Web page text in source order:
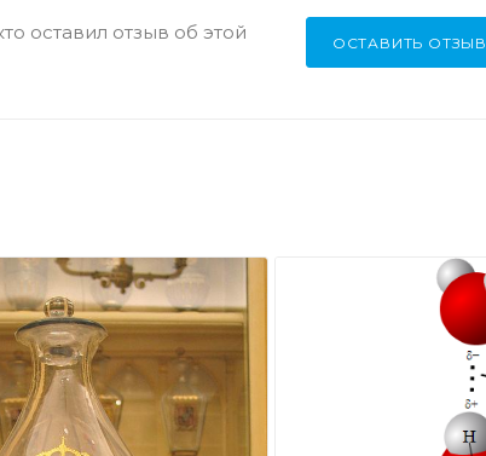
ОСТАВИТЬ ОТЗЫВ
оставил отзыв об этой